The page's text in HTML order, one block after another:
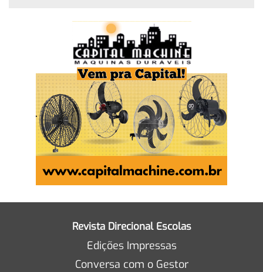
Revista Direcional Escolas
Edições Impressas
Conversa com o Gestor